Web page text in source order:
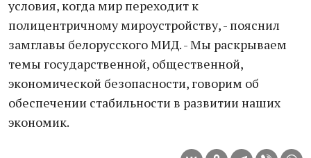
условия, когда мир переходит к
полицентричному мироустройству, - пояснил
замглавы белорусского МИД. - Мы раскрываем
темы государственной, общественной,
экономической безопасности, говорим об
обеспечении стабильности в развитии наших
экономик.